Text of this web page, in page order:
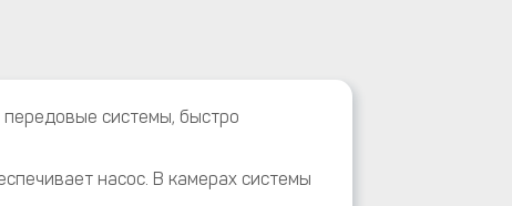
системы, быстро
насос. В камерах системы